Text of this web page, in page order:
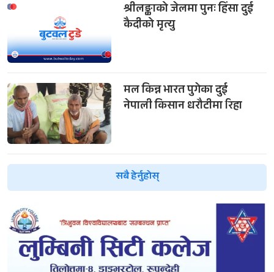
श्रीलङ्काको जेलमा पुनः हिंसा दुई
कैदीको मृत्यु
मल किन्न भारत पुगेका दुई
नेपाली किसान धरौटीमा रिहा
सबै हेर्नुहोस्